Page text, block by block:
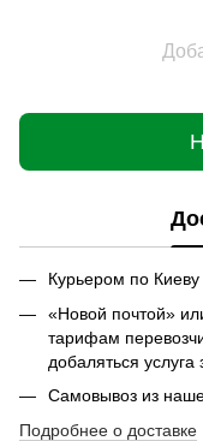
Курьером по
«Новой почтой»
тарифам
добаляться услуга
Самовывоз из
Подробнее о доставке